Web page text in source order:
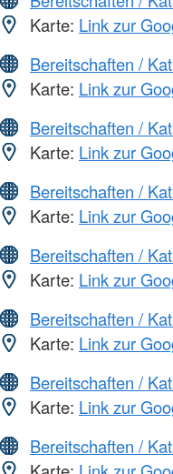
Karte: Link zur
Bereitschaften /
Karte: Link zur
Bereitschaften /
Karte: Link zur
Bereitschaften /
Karte: Link zur
Bereitschaften /
Karte: Link zur
Bereitschaften /
Karte: Link zur
Bereitschaften /
Karte: Link zur
Bereitschaften /